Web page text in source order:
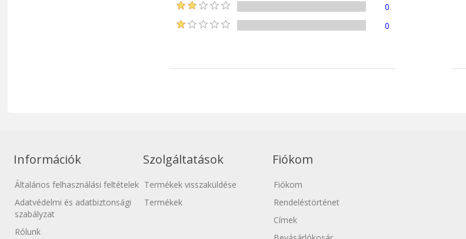
0
0
Információk
Általános felhasználási feltételek
Adatvédelmi és adatbiztonsági
szabályzat
Rólunk
Szolgáltatások
Termékek visszaküldése
Termékek
Fiókom
Fiókom
Rendeléstörténet
Címek